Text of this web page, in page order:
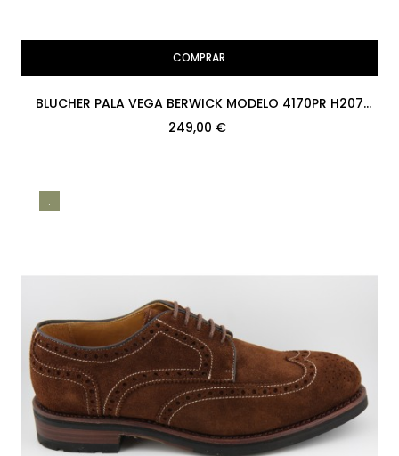
COMPRAR
BLUCHER PALA VEGA BERWICK MODELO 4170PR H207
COUNTRY CALF 178 PISO...
249,00 €
.